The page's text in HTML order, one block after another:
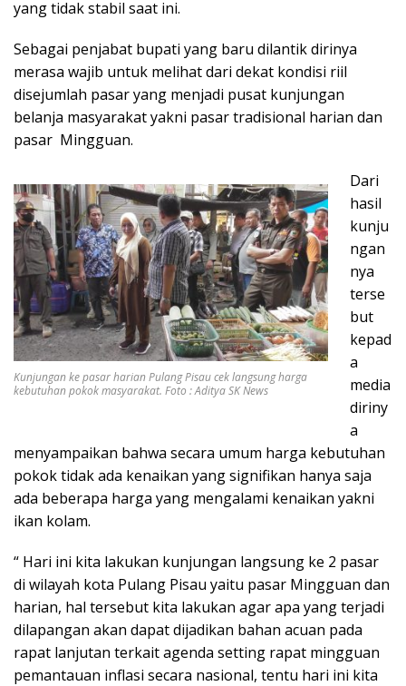
yang tidak stabil saat ini.
Sebagai penjabat bupati yang baru dilantik dirinya
merasa wajib untuk melihat dari dekat kondisi riil
disejumlah pasar yang menjadi pusat kunjungan
belanja masyarakat yakni pasar tradisional harian dan
pasar Mingguan.
Kunjungan ke pasar harian Pulang Pisau cek langsung harga
kebutuhan pokok masyarakat. Foto : Aditya SK News
Dari
hasil
kunju
ngan
nya
terse
but
kepad
a
media
diriny
a
menyampaikan bahwa secara umum harga kebutuhan
pokok tidak ada kenaikan yang signifikan hanya saja
ada beberapa harga yang mengalami kenaikan yakni
ikan kolam.
“ Hari ini kita lakukan kunjungan langsung ke 2 pasar
di wilayah kota Pulang Pisau yaitu pasar Mingguan dan
harian, hal tersebut kita lakukan agar apa yang terjadi
dilapangan akan dapat dijadikan bahan acuan pada
rapat lanjutan terkait agenda setting rapat mingguan
pemantauan inflasi secara nasional, tentu hari ini kita